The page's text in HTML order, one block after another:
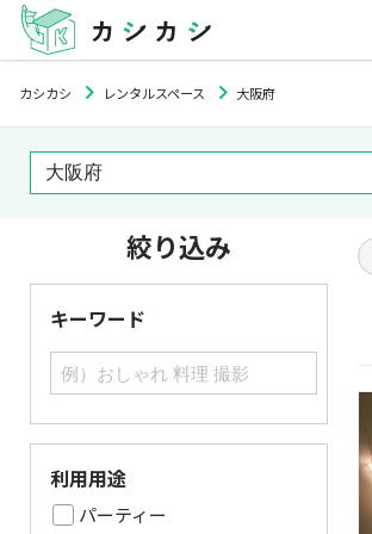
カシカシ レンタルスペース 大阪府
絞り込み
キーワード
利用用途
パーティー